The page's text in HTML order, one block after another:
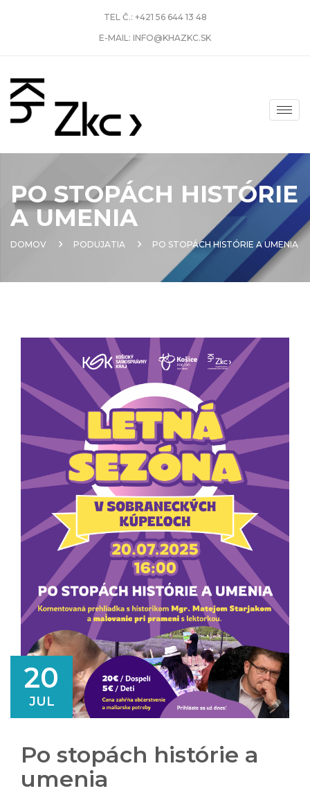
TEL Č.: +421 56 644 13 48
E-MAIL: INFO@KHAZKC.SK
PO STOPÁCH HISTÓRIE
A UMENIA
DOMOV PODUJATIA PO STOPÁCH HISTÓRIE A UMENIA
20
JUL
Po stopách histórie a
umenia